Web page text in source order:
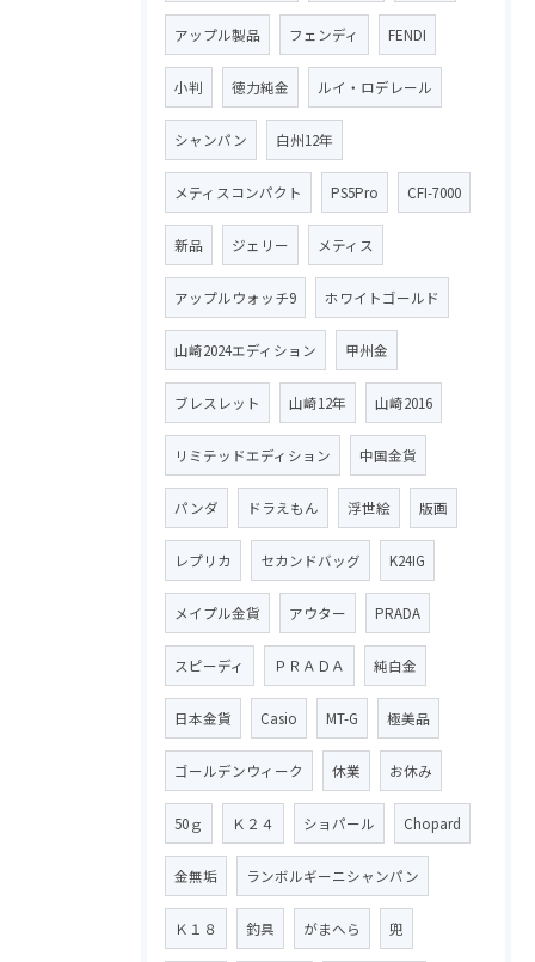
アップル製品 フェンディ FENDI
小判 徳力純金 ルイ・ロデレール
シャンパン 白州12年
メティスコンパクト PS5Pro CFI-7000
新品 ジェリー メティス
アップルウォッチ9 ホワイトゴールド
山崎2024エディション 甲州金
ブレスレット 山崎12年 山崎2016
リミテッドエディション 中国金貨
パンダ ドラえもん 浮世絵 版画
レプリカ セカンドバッグ K24IG
メイプル金貨 アウター PRADA
スピーディ ＰＲＡＤＡ 純白金
日本金貨 Casio MT-G 極美品
ゴールデンウィーク 休業 お休み
50ｇ Ｋ２４ ショパール Chopard
金無垢 ランボルギーニシャンパン
Ｋ１８ 釣具 がまへら 兜